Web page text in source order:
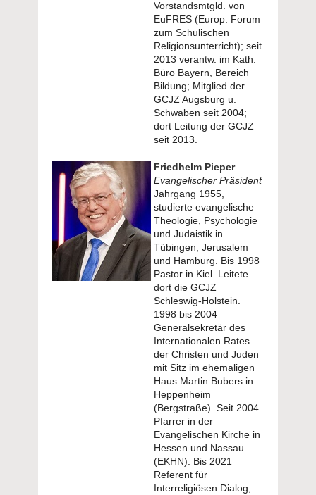
Vorstandsmtgld. von
EuFRES (Europ. Forum
zum Schulischen
Religionsunterricht); seit
2013 verantw. im Kath.
Büro Bayern, Bereich
Bildung; Mitglied der
GCJZ Augsburg u.
Schwaben seit 2004;
dort Leitung der GCJZ
seit 2013.
Friedhelm Pieper
Evangelischer Präsident
Jahrgang 1955,
studierte evangelische
Theologie, Psychologie
und Judaistik in
Tübingen, Jerusalem
und Hamburg. Bis 1998
Pastor in Kiel. Leitete
dort die GCJZ
Schleswig-Holstein.
1998 bis 2004
Generalsekretär des
Internationalen Rates
der Christen und Juden
mit Sitz im ehemaligen
Haus Martin Bubers in
Heppenheim
(Bergstraße). Seit 2004
Pfarrer in der
Evangelischen Kirche in
Hessen und Nassau
(EKHN). Bis 2021
Referent für
Interreligiösen Dialog,